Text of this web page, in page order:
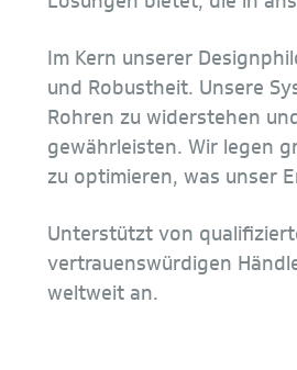
Im Kern unserer
und Robustheit. Unsere
Rohren zu widerstehen
gewährleisten. Wir legen
zu optimieren, was unser
Unterstützt von
vertrauenswürdigen
weltweit an.